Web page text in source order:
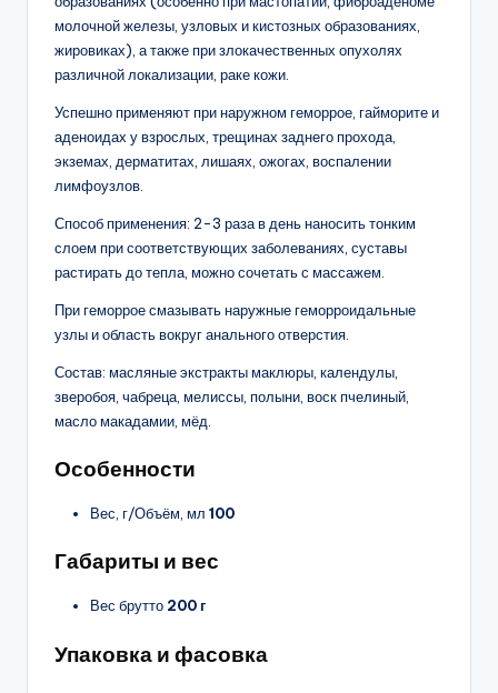
молочной железы, узловых и кистозных образованиях,
жировиках), а также при злокачественных опухолях
различной локализации, раке кожи.
Успешно применяют при наружном геморрое, гайморите и
аденоидах у взрослых, трещинах заднего прохода,
экземах, дерматитах, лишаях, ожогах, воспалении
лимфоузлов.
Способ применения: 2-3 раза в день наносить тонким
слоем при соответствующих заболеваниях, суставы
растирать до тепла, можно сочетать с массажем.
При геморрое смазывать наружные геморроидальные
узлы и область вокруг анального отверстия.
Состав: масляные экстракты маклюры, календулы,
зверобоя, чабреца, мелиссы, полыни, воск пчелиный,
масло макадамии, мёд.
Особенности
Вес, г/Объём, мл 100
Габариты и вес
Вес брутто 200 г
Упаковка и фасовка